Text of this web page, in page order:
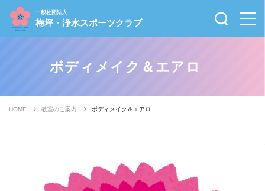
一般社団法人
梅坪・浄水スポーツクラブ
ボディメイク＆エアロ
HOME 教室のご案内 ボディメイク＆エアロ